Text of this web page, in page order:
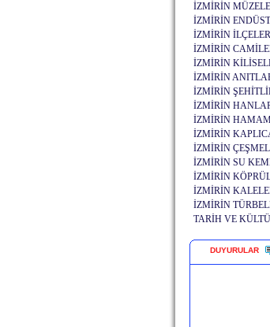
İZMİRİN
İZMİRİN
İZMİRİN
İZMİRİN
İZMİRİN
İZMİRİN
İZMİRİN
İZMİRİN
İZMİRİN
İZMİRİN
İZMİRİN
İZMİRİN SU
İZMİRİN
İZMİRİN
İZMİRİN
TARİH VE
DUYURULAR